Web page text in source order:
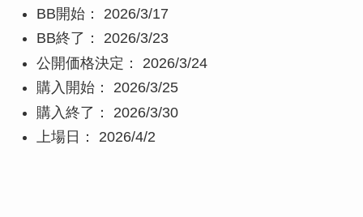
BB開始： 2026/3/17
BB終了： 2026/3/23
公開価格決定： 2026/3/24
購入開始： 2026/3/25
購入終了： 2026/3/30
上場日： 2026/4/2